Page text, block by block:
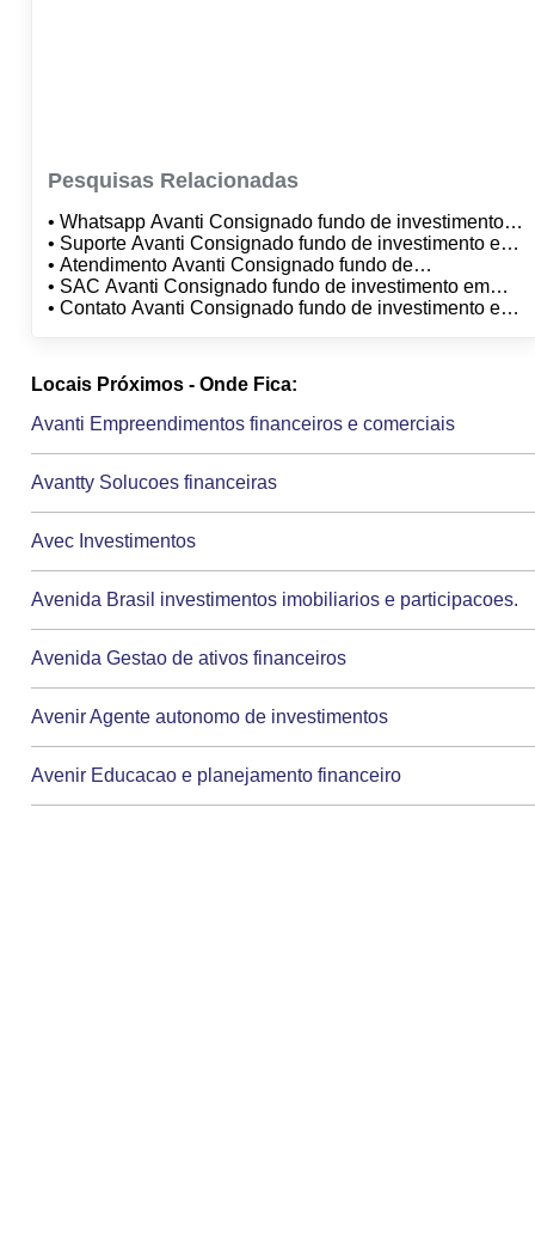
Pesquisas Relacionadas
• Whatsapp Avanti Consignado fundo de investimento
em direitos creditorios nao padronizados
• Suporte Avanti Consignado fundo de investimento em
direitos creditorios nao padronizados
• Atendimento Avanti Consignado fundo de
investimento em direitos creditorios nao padronizados
• SAC Avanti Consignado fundo de investimento em
direitos creditorios nao padronizados
• Contato Avanti Consignado fundo de investimento em
Locais Próximos - Onde Fica:
Avanti Empreendimentos financeiros e comerciais
Avantty Solucoes financeiras
Avec Investimentos
Avenida Brasil investimentos imobiliarios e participacoes.
Avenida Gestao de ativos financeiros
Avenir Agente autonomo de investimentos
Avenir Educacao e planejamento financeiro